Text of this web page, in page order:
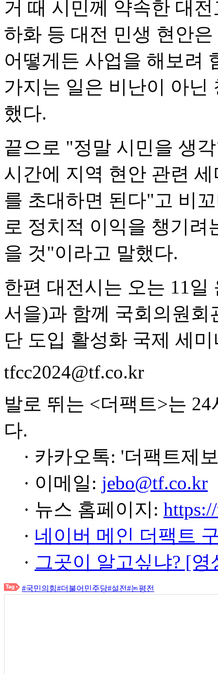
거 때 시민께 약속한 대
하화 등 대전 민생 현안
어떻게든 사업을 해보려
가지는 일은 비난이 아닌
했다.
끝으로 "정말 시민을 생
시간에 지역 현안 관련
를 초대하면 된다"고 비
로 정치적 이익을 챙기려
을 것"이라고 말했다.
한편 대전시는 오는 11
서을)과 함께 국회의원
단 도입 활성화 국제 세
tfcc2024@tf.co.kr
발로 뛰는 <더팩트>는
다.
· 카카오톡: '더팩트제
· 이메일: jebo@tf.co.kr
· 뉴스 홈페이지:
· 네이버 메인 더팩트
· 그곳이 알고싶냐? [
#국민의힘#더불어민주당#설전#논평전